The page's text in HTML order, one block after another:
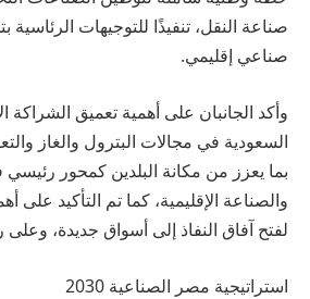
صناعة النقل، تنفيذًا للتوجيهات
صناعي إقليمي.
وأكد الجانبان على أهمية تعميق الشراكة
السعودية في مجالات البترول والغاز
بما يعزز من مكانة البلدين كمحور
والصناعة الإقليمية، كما تم التأكيد على
لفتح آفاق النفاذ إلى أسواق جديدة، وعلى
استراتيجية مصر الصناعية 2030